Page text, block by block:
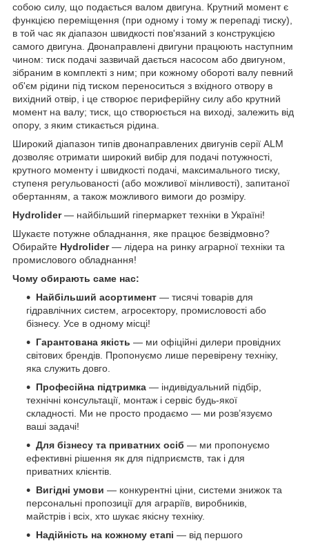
собою силу, що подається валом двигуна. Крутний момент є
функцією переміщення (при одному і тому ж перепаді тиску),
в той час як діапазон швидкості пов'язаний з конструкцією
самого двигуна. Двонаправлені двигуни працюють наступним
чином: тиск подачі зазвичай дається насосом або двигуном,
зібраним в комплекті з ним; при кожному обороті валу певний
об'єм рідини під тиском переноситься з вхідного отвору в
вихідний отвір, і це створює периферійну силу або крутний
момент на валу; тиск, що створюється на виході, залежить від
опору, з яким стикається рідина.
Широкий діапазон типів двонаправлених двигунів серії ALM
дозволяє отримати широкий вибір для подачі потужності,
крутного моменту і швидкості подачі, максимального тиску,
ступеня регульованості (або можливої мінливості), запитаної
обертанням, а також можливого вимоги до розміру.
Hydrolider— найбільший гіпермаркет техніки в Україні!
Шукаєте потужне обладнання, яке працює безвідмовно?
Обирайте Hydrolider— лідера на ринку аграрної техніки та
промислового обладнання!
Чому обирають саме нас:
Найбільший асортимент — тисячі товарів для
гідравлічних систем, агросектору, промисловості або
бізнесу. Усе в одному місці!
Гарантована якість — ми офіційні дилери провідних
світових брендів. Пропонуємо лише перевірену техніку,
яка служить довго.
Професійна підтримка — індивідуальний підбір,
технічні консультації, монтаж і сервіс будь-якої
складності. Ми не просто продаємо — ми розв’язуємо
ваші задачі!
Для бізнесу та приватних осіб — ми пропонуємо
ефективні рішення як для підприємств, так і для
приватних клієнтів.
Вигідні умови — конкурентні ціни, системи знижок та
персональні пропозиції для аграріїв, виробників,
майстрів і всіх, хто шукає якісну техніку.
Надійність на кожному етапі — від першого